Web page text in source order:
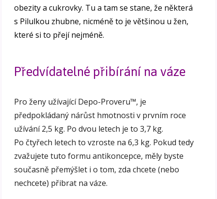
obezity a cukrovky. Tu a tam se stane, že některá
s Pilulkou zhubne, nicméně to je většinou u žen,
které si to přejí nejméně.
Předvídatelné přibírání na váze
Pro ženy užívající Depo-Proveru™, je
předpokládaný nárůst hmotnosti v prvním roce
užívání 2,5 kg. Po dvou letech je to 3,7 kg.
Po čtyřech letech to vzroste na 6,3 kg. Pokud tedy
zvažujete tuto formu antikoncepce, měly byste
současně přemýšlet i o tom, zda chcete (nebo
nechcete) přibrat na váze.